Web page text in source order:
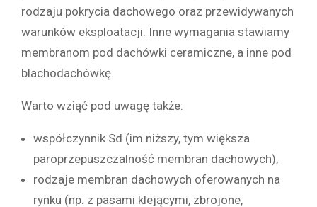
rodzaju pokrycia dachowego oraz przewidywanych
warunków eksploatacji. Inne wymagania stawiamy
membranom pod dachówki ceramiczne, a inne pod
blachodachówkę.
Warto wziąć pod uwagę także:
współczynnik Sd (im niższy, tym większa
paroprzepuszczalność membran dachowych),
rodzaje membran dachowych oferowanych na
rynku (np. z pasami klejącymi, zbrojone,